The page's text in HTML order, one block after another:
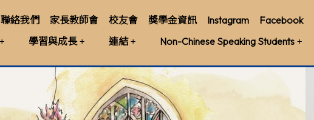
聯絡我們 家長教師會 校友會 獎學金資訊 Instagram
Facebook
學習與成長 連結 Non-Chinese Speaking Students